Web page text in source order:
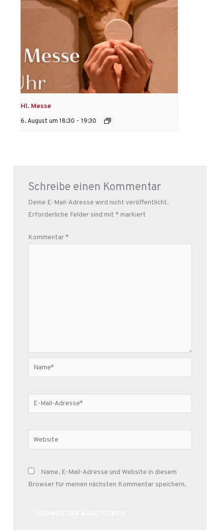
Hl. Messe
6. August um 18:30 - 19:30
Schreibe einen Kommentar
Deine E-Mail-Adresse wird nicht veröffentlicht.
Erforderliche Felder sind mit * markiert
Kommentar*
Name*
E-
Mail-
Website
Name, E-Mail-Adresse und Website in diesem
Browser für meinen nächsten Kommentar speichern.